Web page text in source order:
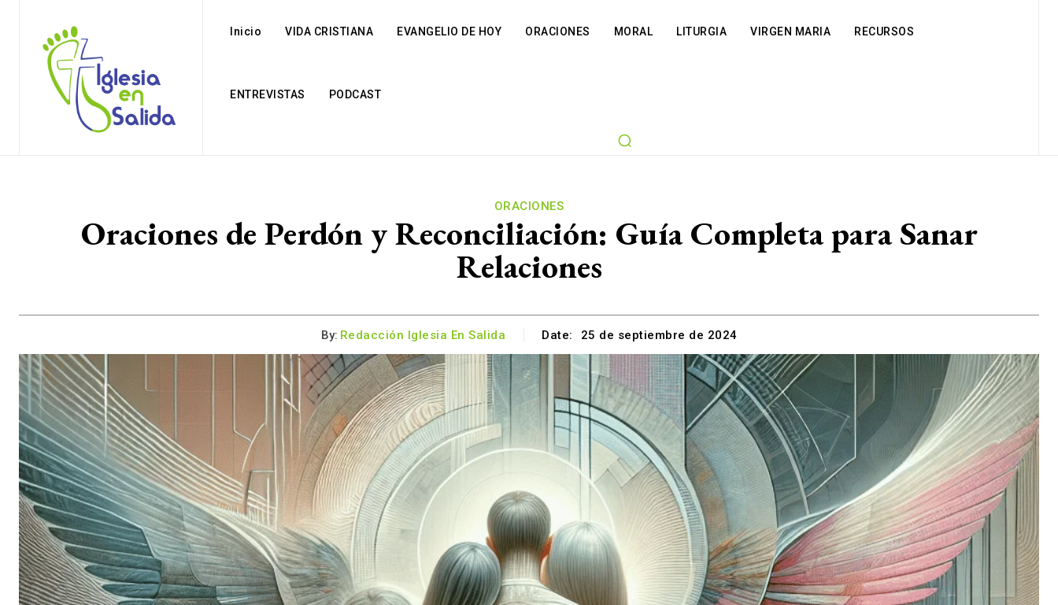
Inicio VIDA CRISTIANA EVANGELIO DE HOY ORACIONES MORAL LITURGIA VIRGEN MARIA RECURSOS
ENTREVISTAS PODCAST
ORACIONES
Oraciones de Perdón y Reconciliación: Guía Completa para Sanar
Relaciones
By: Redacción Iglesia En Salida Date: 25 de septiembre de 2024